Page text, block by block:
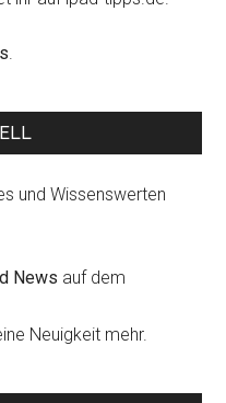
.
und Wissenswerten
News auf dem
Neuigkeit mehr.